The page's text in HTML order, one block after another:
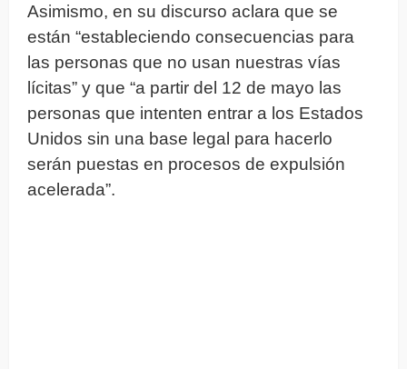
Asimismo, en su discurso aclara que se
están “estableciendo consecuencias para
las personas que no usan nuestras vías
lícitas” y que “a partir del 12 de mayo las
personas que intenten entrar a los Estados
Unidos sin una base legal para hacerlo
serán puestas en procesos de expulsión
acelerada”.